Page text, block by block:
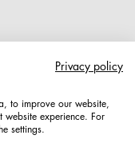
Länge
400 mm
Privacy policy
to improve our website,
experience. For
settings.